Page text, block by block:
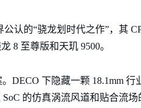
认的“骁龙划时代之作”，其
8 至尊版和天玑 9500。
DECO 下隐藏一颗 18.1mm 行
的仿真涡流风道和贴合流